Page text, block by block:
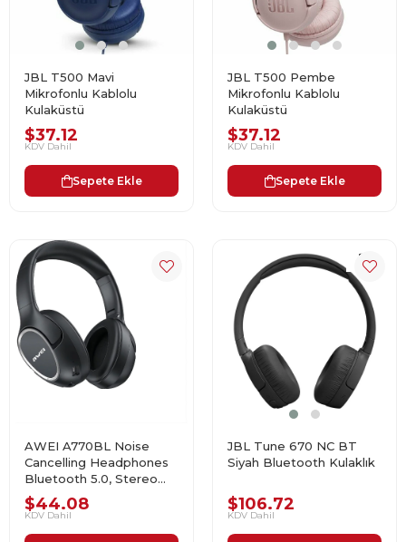
JBL T500 Mavi
Mikrofonlu Kablolu
Kulaküstü
$37.12
KDV Dahil
Sepete Ekle
JBL T500 Pembe
Mikrofonlu Kablolu
Kulaküstü
$37.12
KDV Dahil
Sepete Ekle
AWEI A770BL Noise
Cancelling Headphones
Bluetooth 5.0, Stereo
Headphones, with Hi-Fi,
Microphone, Wireless
$44.08
KDV Dahil
JBL Tune 670 NC BT
Siyah Bluetooth Kulaklık
$106.72
KDV Dahil